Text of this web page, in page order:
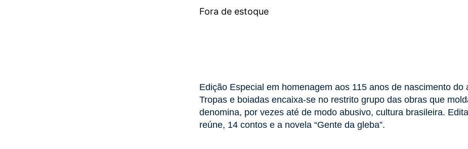
Fora de estoque
Edição Especial em homenagem aos 115 anos de nascimento
Tropas e boiadas encaixa-se no restrito grupo das obras que
denomina, por vezes até de modo abusivo, cultura brasileira.
reúne, 14 contos e a novela “Gente da gleba”.